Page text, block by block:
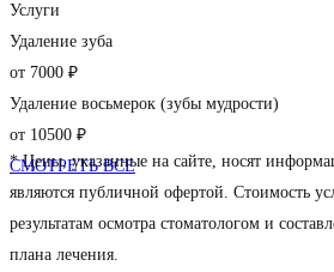
Услуги
Удаление зуба
от 7000 ₽
Удаление восьмерок (зубы мудрости)
от 10500 ₽
СМОТРЕТЬ ВСЕ
* Цены, указанные на сайте, носят
являются публичной офертой. Стоимость
результатам осмотра стоматологом и
плана лечения.